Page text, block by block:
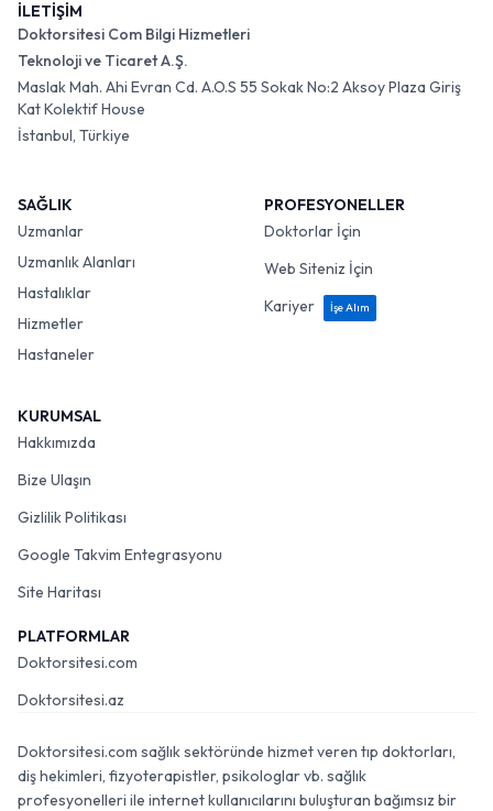
İLETİŞİM
Doktorsitesi Com Bilgi Hizmetleri
Teknoloji ve Ticaret A.Ş.
Maslak Mah. Ahi Evran Cd. A.O.S 55 Sokak No:2 Aksoy Plaza Giriş
Kat Kolektif House
İstanbul, Türkiye
SAĞLIK
Uzmanlar
Uzmanlık Alanları
Hastalıklar
Hizmetler
Hastaneler
PROFESYONELLER
Doktorlar İçin
Web Siteniz İçin
Kariyer
İşe Alım
KURUMSAL
Hakkımızda
Bize Ulaşın
Gizlilik Politikası
Google Takvim Entegrasyonu
Site Haritası
PLATFORMLAR
Doktorsitesi.com
Doktorsitesi.az
Doktorsitesi.com sağlık sektöründe hizmet veren tıp doktorları,
diş hekimleri, fizyoterapistler, psikologlar vb. sağlık
profesyonelleri ile internet kullanıcılarını buluşturan bağımsız bir